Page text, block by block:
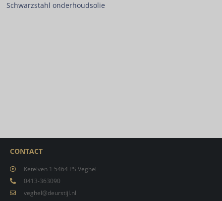
Schwarzstahl onderhoudsolie
CONTACT
Ketelven 1 5464 PS Veghel
0413-363090
veghel@deurstijl.nl